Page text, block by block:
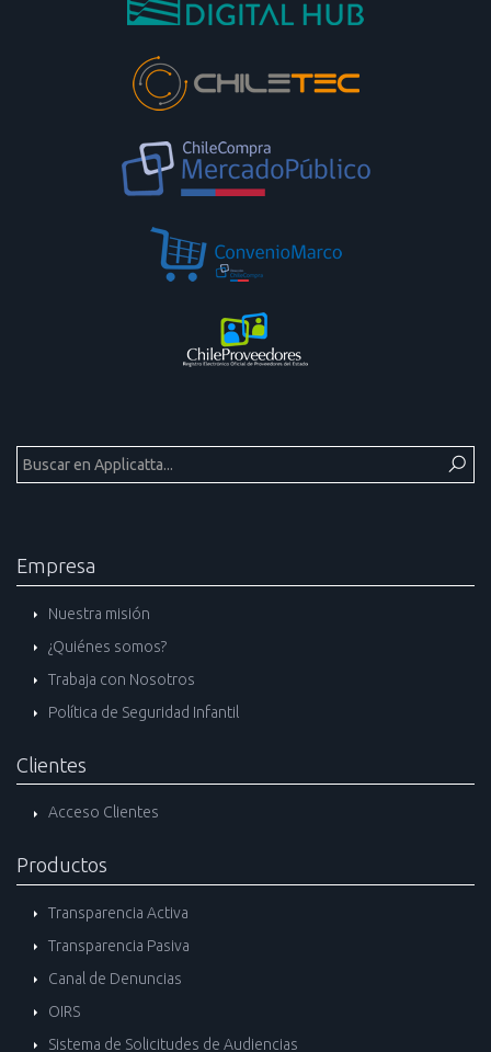
Empresa
Nuestra misión
¿Quiénes somos?
Trabaja con Nosotros
Política de Seguridad Infantil
Clientes
Acceso Clientes
Productos
Transparencia Activa
Transparencia Pasiva
Canal de Denuncias
OIRS
Sistema de Solicitudes de Audiencias